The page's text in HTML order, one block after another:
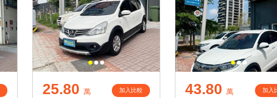
25.80 萬 加入比較 43.80 萬 加入